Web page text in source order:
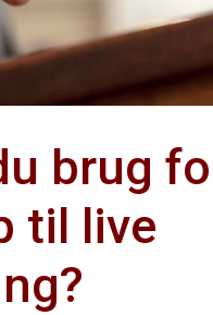
brug
til live